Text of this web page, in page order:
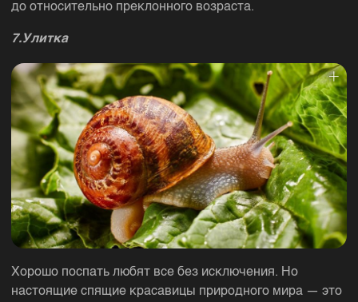
до относительно преклонного возраста.
7.Улитка
Хорошо поспать любят все без исключения. Но
настоящие спящие красавицы природного мира — это